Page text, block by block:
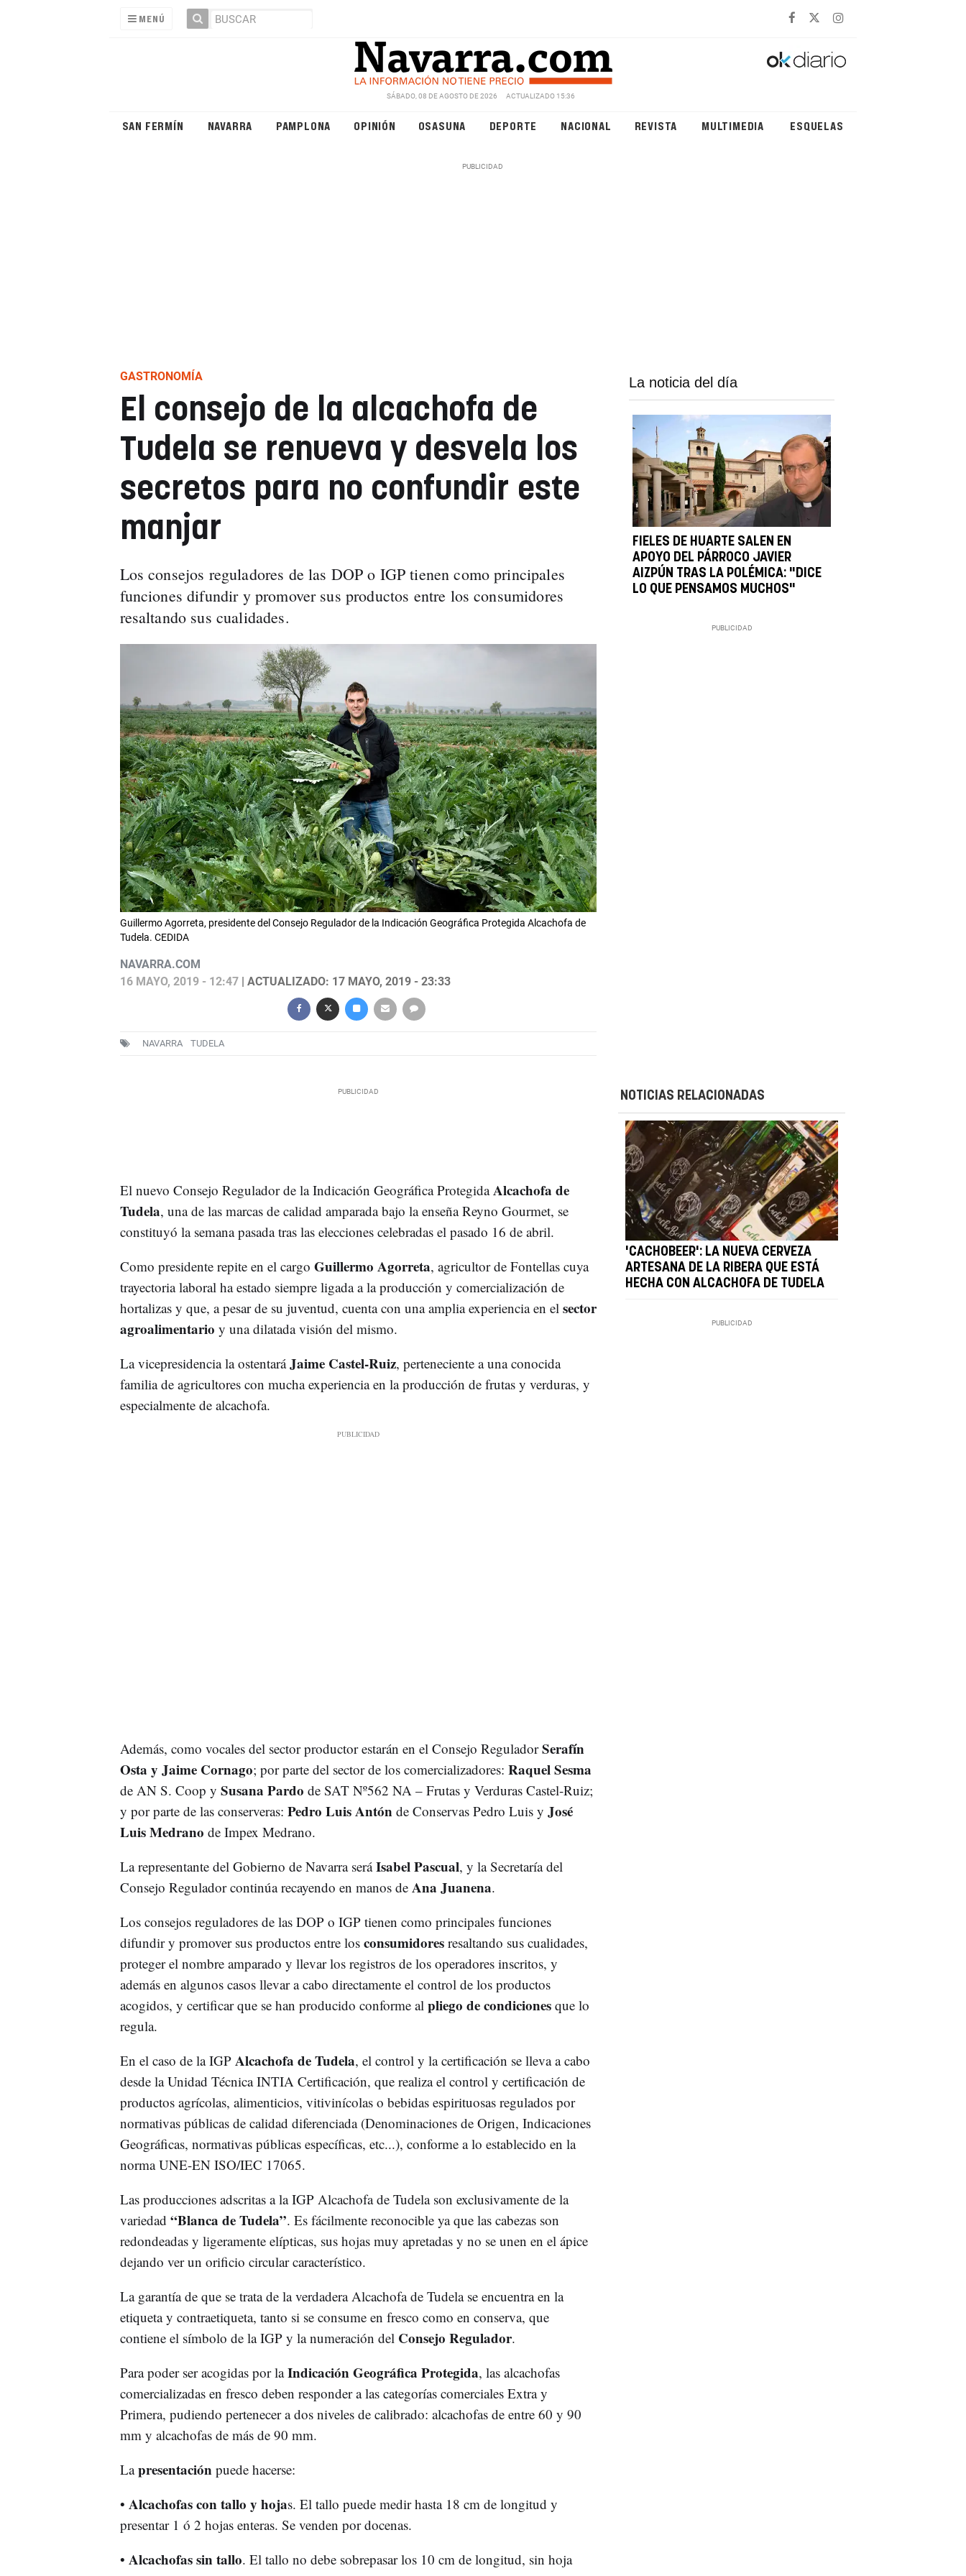
MENÚ
SÁBADO, 08 DE AGOSTO DE 2026 ACTUALIZADO 15:36
SAN FERMÍN NAVARRA PAMPLONA OPINIÓN OSASUNA DEPORTE NACIONAL REVISTA MULTIMEDIA ESQUELAS
GASTRONOMÍA
El consejo de la alcachofa de
Tudela se renueva y desvela los
secretos para no confundir este
manjar
Los consejos reguladores de las DOP o IGP tienen como principales
funciones difundir y promover sus productos entre los consumidores
resaltando sus cualidades.
Guillermo Agorreta, presidente del Consejo Regulador de la Indicación Geográfica Protegida Alcachofa de
Tudela. CEDIDA
NAVARRA.COM
16 MAYO, 2019 - 12:47| ACTUALIZADO: 17 MAYO, 2019 - 23:33
NAVARRA TUDELA
La noticia del día
FIELES DE HUARTE SALEN EN
APOYO DEL PÁRROCO JAVIER
AIZPÚN TRAS LA POLÉMICA: "DICE
LO QUE PENSAMOS MUCHOS"
El nuevo Consejo Regulador de la Indicación Geográfica ProtegidaAlcachofa de
Tudela, una de las marcas de calidad amparada bajo la enseña Reyno Gourmet, se
constituyó la semana pasada tras las elecciones celebradas el pasado 16 de abril.
Como presidente repite en el cargo Guillermo Agorreta, agricultor de Fontellas cuya
trayectoria laboral ha estado siempre ligada a la producción y comercialización de
hortalizas y que, a pesar de su juventud, cuenta con una amplia experiencia en el sector
agroalimentario y una dilatada visión del mismo.
La vicepresidencia la ostentaráJaime Castel-Ruiz, perteneciente a una conocida
familia de agricultores con mucha experiencia en la producción de frutas y verduras, y
especialmente de alcachofa.
Además, como vocales del sector productor estarán en el Consejo ReguladorSerafín
Osta y Jaime Cornago; por parte del sector de los comercializadores: Raquel Sesma
de AN S. Coop y Susana Pardo de SAT Nº562 NA – Frutas y Verduras Castel-Ruiz;
y por parte de las conserveras: Pedro Luis Antón de Conservas Pedro Luis y José
Luis Medrano de Impex Medrano.
La representante del Gobierno de Navarra seráIsabel Pascual, y la Secretaría del
Consejo Regulador continúa recayendo en manos de Ana Juanena.
Los consejos reguladores de las DOP o IGP tienen como principales funciones
difundir y promover sus productos entre los consumidoresresaltando sus cualidades,
proteger el nombre amparado y llevar los registros de los operadores inscritos, y
además en algunos casos llevar a cabo directamente el control de los productos
acogidos, y certificar que se han producido conforme al pliego de condiciones que lo
regula.
En el caso de la IGP Alcachofa de Tudela, el control y la certificación se lleva a cabo
desde la Unidad Técnica INTIA Certificación, que realiza el control y certificación de
productos agrícolas, alimenticios, vitivinícolas o bebidas espirituosas regulados por
normativas públicas de calidad diferenciada (Denominaciones de Origen, Indicaciones
Geográficas, normativas públicas específicas, etc...), conforme a lo establecido en la
norma UNE-EN ISO/IEC 17065.
Las producciones adscritas a la IGP Alcachofa de Tudela son exclusivamente de la
variedad “Blanca de Tudela”. Es fácilmente reconocible ya que las cabezas son
redondeadas y ligeramente elípticas, sus hojas muy apretadas y no se unen en el ápice
dejando ver un orificio circular característico.
La garantía de que se trata de la verdadera Alcachofa de Tudela se encuentra en la
etiqueta y contraetiqueta, tanto si se consume en fresco como en conserva, que
contiene el símbolo de la IGP y la numeración del Consejo Regulador.
Para poder ser acogidas por laIndicación Geográfica Protegida, las alcachofas
comercializadas en fresco deben responder a las categorías comerciales Extra y
Primera, pudiendo pertenecer a dos niveles de calibrado: alcachofas de entre 60 y 90
mm y alcachofas de más de 90 mm.
Lapresentación puede hacerse:
• Alcachofas con tallo y hojas. El tallo puede medir hasta 18 cm de longitud y
presentar 1 ó 2 hojas enteras. Se venden por docenas.
• Alcachofas sin tallo. El tallo no debe sobrepasar los 10 cm de longitud, sin hoja
NOTICIAS RELACIONADAS
'CACHOBEER': LA NUEVA CERVEZA
ARTESANA DE LA RIBERA QUE ESTÁ
HECHA CON ALCACHOFA DE TUDELA